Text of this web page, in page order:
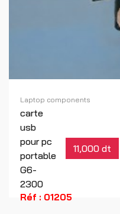
Laptop components
carte
usb
pour pc
portable
G6-
2300
11,000 dt
Réf : 01205